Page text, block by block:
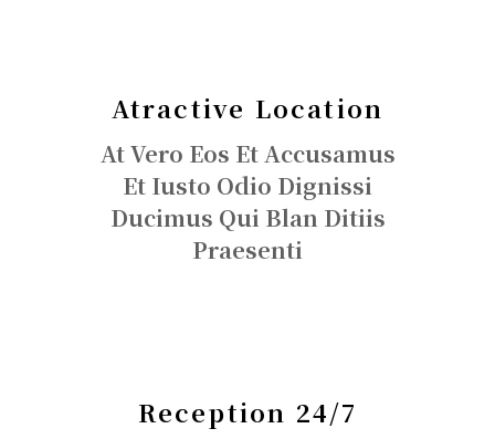
Atractive Location
At Vero Eos Et Accusamus
Et Iusto Odio Dignissi
Ducimus Qui Blan Ditiis
Praesenti
Reception 24/7